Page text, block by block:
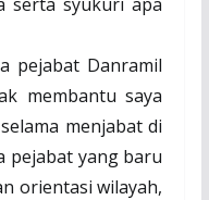
pejabat Danramil
membantu saya
menjabat di
pejabat yang baru
orientasi wilayah,